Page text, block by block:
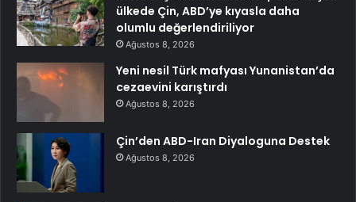
ülkede Çin, ABD’ye kıyasla daha
olumlu değerlendiriliyor
Ağustos 8, 2026
Yeni nesil Türk mafyası Yunanistan’da
cezaevini karıştırdı
Ağustos 8, 2026
Çin’den ABD-Iran Diyaloguna Destek
Ağustos 8, 2026